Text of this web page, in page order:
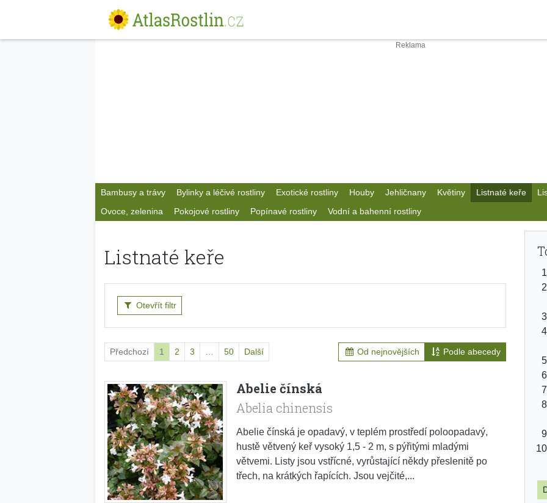
Bambusy a trávy Bylinky a léčivé rostliny Exotické rostliny Houby Jehličnany Květiny Listnaté keře
Ovoce, zelenina
Pokojové rostliny Popínavé rostliny Vodní a bahenní rostliny
Listnaté keře
Otevřít filtr
Předchozí 1 2 3 50 Další Od nejnovějších Podle abecedy
Abelie čínská
Abelia chinensis
Abelie čínská je opadavý, v teplém prostředí poloopadavý,
hustě větvený keř vysoký 1,5 - 2 m, s pýřitými mladými
větvemi. Listy jsou vstřícné, vyrůstající někdy přeslenitě po
třech, na krátkých řapících. Jsou vejčité,...